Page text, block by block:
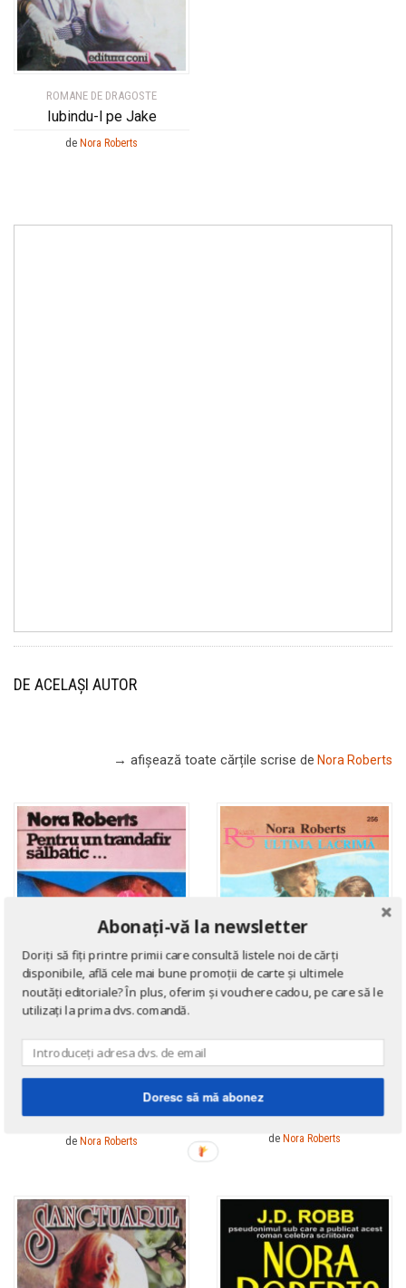
ROMANE DE DRAGOSTE
Iubindu-l pe Jake
de Nora Roberts
DE ACELAȘI AUTOR
→ afișează toate cărțile scrise de Nora Roberts
ROMANE DE DRAGOSTE
Pentru un trandafir salbatic
de Nora Roberts
Ultima lacrima
de Nora Roberts
Abonați-vă la newsletter
Doriți să fiți printre primii care consultă listele noi de cărți
disponibile, află cele mai bune promoții de carte și ultimele
noutăți editoriale? În plus, oferim și vouchere cadou, pe care să le
utilizați la prima dvs. comandă.
Doresc să mă abonez